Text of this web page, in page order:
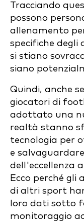
Tracciando
possono
allenamento
specifiche degli
si stiano
siano
Quindi, anche
giocatori di
adottato una
realtà stanno
tecnologia per
e
dell'eccellenza
Ecco perché
di altri sport
loro dati sotto
monitoraggio